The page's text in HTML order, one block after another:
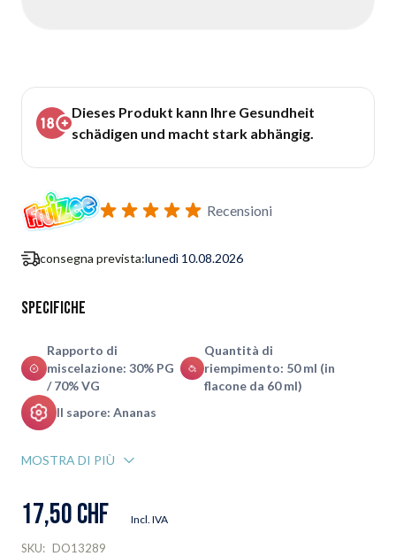
Dieses Produkt kann Ihre Gesundheit
schädigen und macht stark abhängig.
Recensioni
consegna prevista:lunedì 10.08.2026
Specifiche
Rapporto di
miscelazione: 30% PG
/ 70% VG
Quantità di
riempimento: 50 ml (in
flacone da 60 ml)
Il sapore: Ananas
MOSTRA DI PIÙ
17,50 CHF Incl. IVA
SKU: DO13289